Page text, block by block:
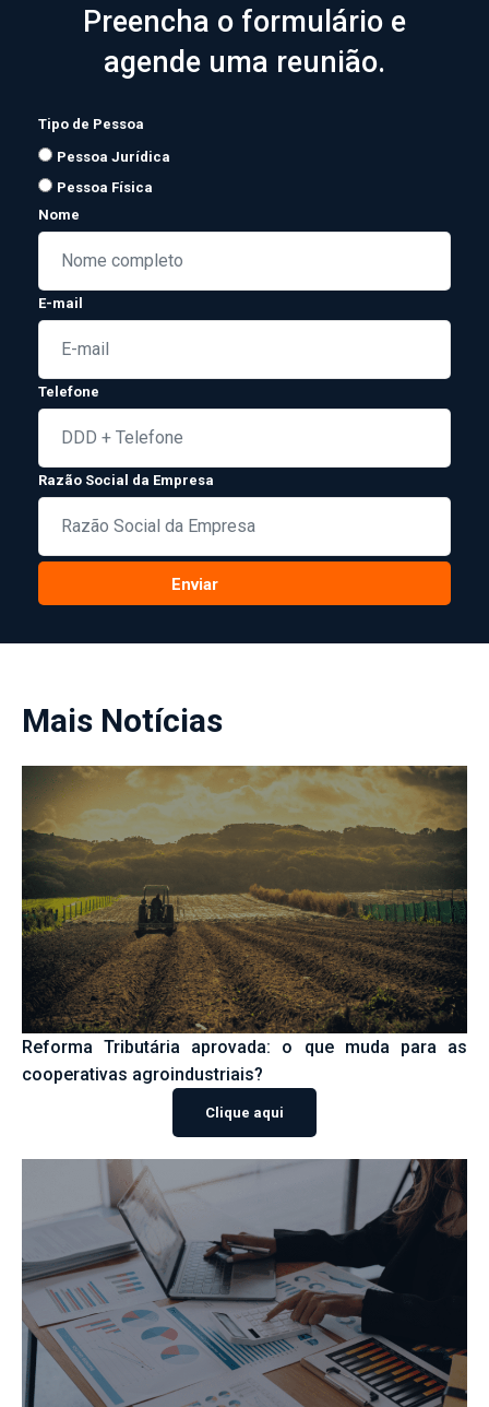
Preencha o formulário e
agende uma reunião.
Tipo de Pessoa
Pessoa Jurídica
Pessoa Física
Nome
E-mail
Telefone
Razão Social da Empresa
Enviar
Mais Notícias
Reforma Tributária aprovada: o que muda para as
cooperativas agroindustriais?
Clique aqui